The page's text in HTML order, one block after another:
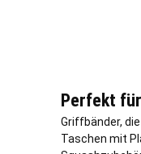
Perfekt
Griffbänder,
Taschen mit